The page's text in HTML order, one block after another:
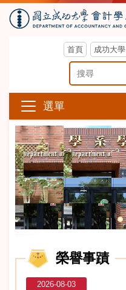
首頁 成功大學
搜尋關鍵字
選單
榮譽事蹟
2026-08-03